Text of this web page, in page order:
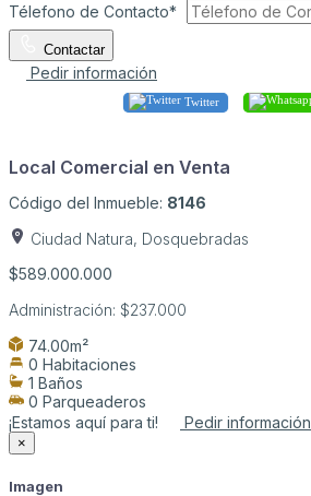
Télefono de Contacto*
Contactar
Pedir información
Twitter
Local Comercial en Venta
Código del Inmueble: 8146
Ciudad Natura, Dosquebradas
$589.000.000
Administración: $237.000
74.00m²
0 Habitaciones
1 Baños
0 Parqueaderos
¡Estamos aquí para ti!
Pedir información
×
Imagen